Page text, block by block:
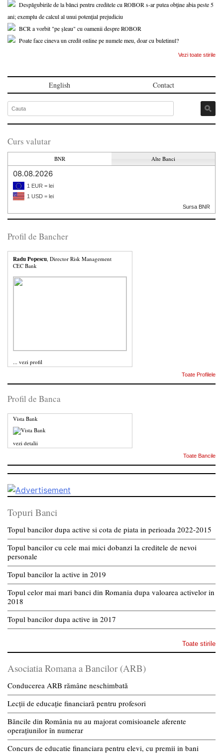
Despăgubirile de la bănci pentru creditele cu ROBOR s-ar putea obține abia peste 5
ani; exemplu de calcul al unui potențial prejudiciu
BCR a vorbit "pe șleau" cu oamenii despre ROBOR
Poate face cineva un credit online pe numele meu, doar cu buletinul?
Vezi toate stirile
English Contact
Curs valutar
BNR Alte Banci
08.08.2026
1 EUR = lei
1 USD = lei
Sursa BNR
Profil de Bancher
Radu Popescu, Director Risk Management
CEC Bank
... vezi profil
Toate Profilele
Profil de Banca
Vista Bank
vezi detalii
Toate Bancile
Topuri Banci
Topul bancilor dupa active si cota de piata in perioada 2022-2015
Topul bancilor cu cele mai mici dobanzi la creditele de nevoi
personale
Topul bancilor la active in 2019
Topul celor mai mari banci din Romania dupa valoarea activelor in
2018
Topul bancilor dupa active in 2017
Toate stirile
Asociatia Romana a Bancilor (ARB)
Conducerea ARB rămâne neschimbată
Lecții de educație financiară pentru profesori
Băncile din România nu au majorat comisioanele aferente
operațiunilor în numerar
Concurs de educatie financiara pentru elevi, cu premii in bani